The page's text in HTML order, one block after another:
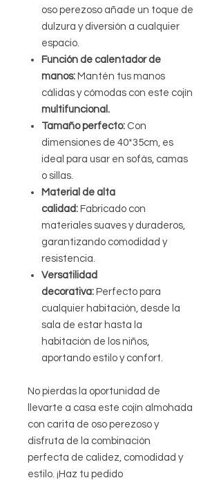
oso perezoso añade un toque de
dulzura y diversión a cualquier
espacio.
Función de calentador de
manos: Mantén tus manos
cálidas y cómodas con este cojín
multifuncional.
Tamaño perfecto: Con
dimensiones de 40*35cm, es
ideal para usar en sofás, camas
o sillas.
Material de alta
calidad: Fabricado con
materiales suaves y duraderos,
garantizando comodidad y
resistencia.
Versatilidad
decorativa: Perfecto para
cualquier habitación, desde la
sala de estar hasta la
habitación de los niños,
aportando estilo y confort.
No pierdas la oportunidad de
llevarte a casa este cojín almohada
con carita de oso perezoso y
disfruta de la combinación
perfecta de calidez, comodidad y
estilo. ¡Haz tu pedido